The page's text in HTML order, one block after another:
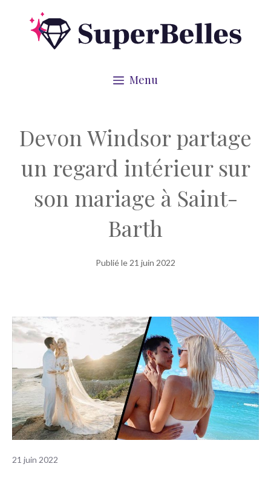
Menu
Devon Windsor partage
un regard intérieur sur
son mariage à Saint-
Barth
Publié le 21 juin 2022
21 juin 2022